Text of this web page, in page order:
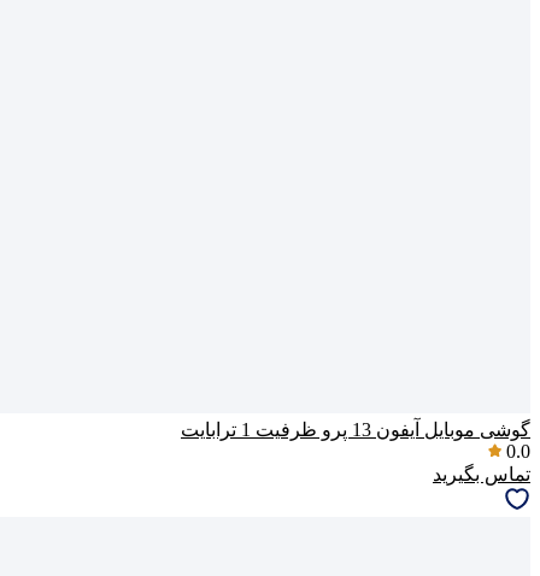
گوشی موبایل آیفون 13 پرو ظرفیت 1 ترابایت
0.0
تماس بگیرید